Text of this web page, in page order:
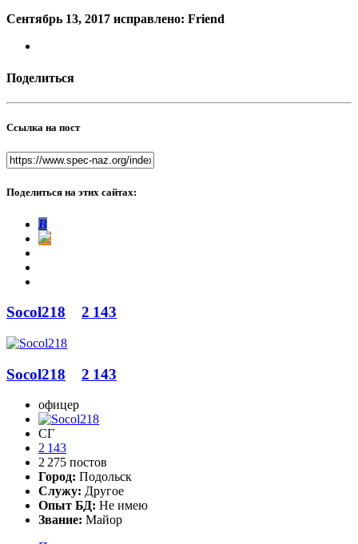
Сентябрь 13, 2017 исправлено: Friend
Поделиться
Ссылка на пост
Поделиться на этих сайтах:
В
Socol218 2 143
Socol218 2 143
офицер
СГ
2 143
2 275 постов
Город: Подольск
Служу: Другое
Опыт БД: Не имею
Звание: Майор